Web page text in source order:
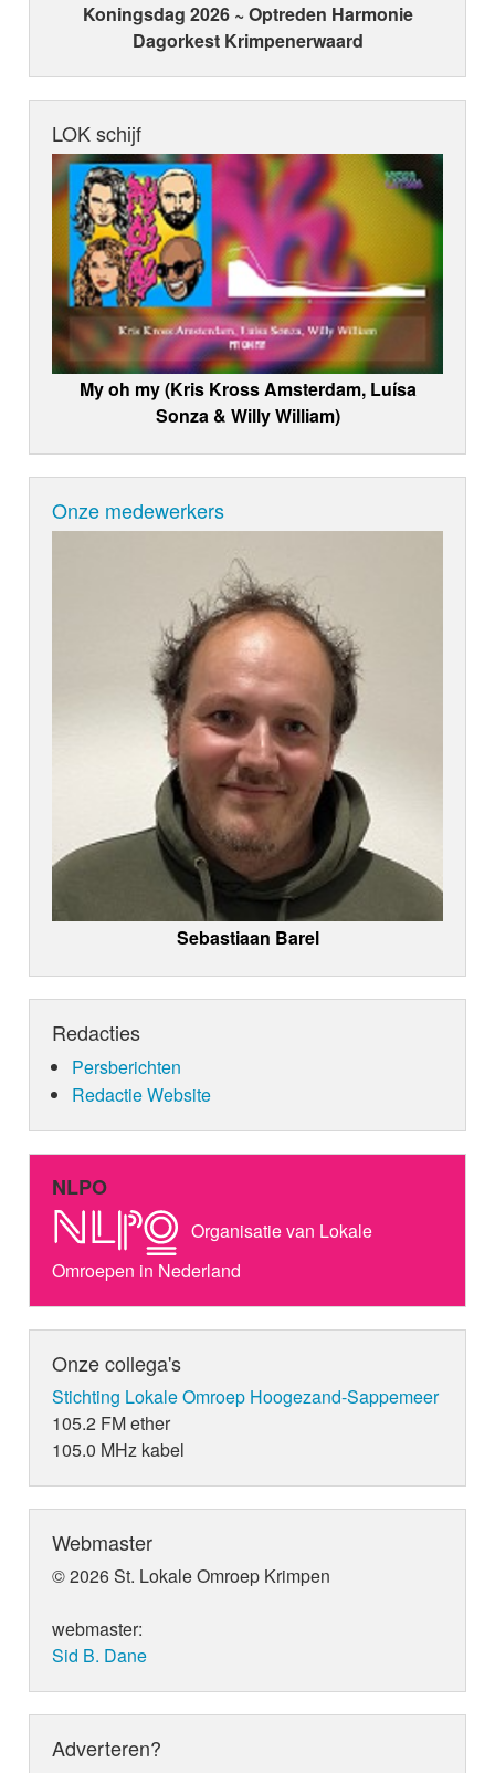
Koningsdag 2026 ~ Optreden Harmonie
Dagorkest Krimpenerwaard
LOK schijf
My oh my (Kris Kross Amsterdam, Luísa
Sonza & Willy William)
Onze medewerkers
Sebastiaan Barel
Redacties
Persberichten
Redactie Website
NLPO
Organisatie van Lokale
Omroepen in Nederland
Onze collega's
Stichting Lokale Omroep Hoogezand-Sappemeer
105.2 FM ether
105.0 MHz kabel
Webmaster
© 2026 St. Lokale Omroep Krimpen
webmaster:
Sid B. Dane
Adverteren?